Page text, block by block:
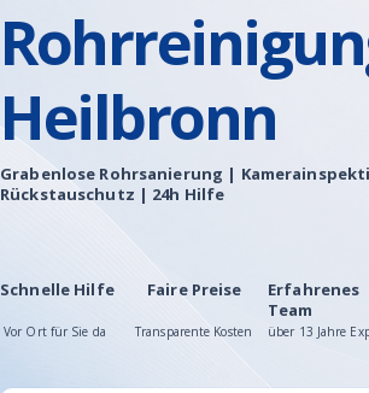
Heilbronn
Grabenlose Rohrsanierung |
Rückstauschutz | 24h Hilfe
Schnelle Hilfe
Vor Ort für Sie da
Faire Preise
Transparente Kosten
Erfahrenes
Team
über 13 Jahre